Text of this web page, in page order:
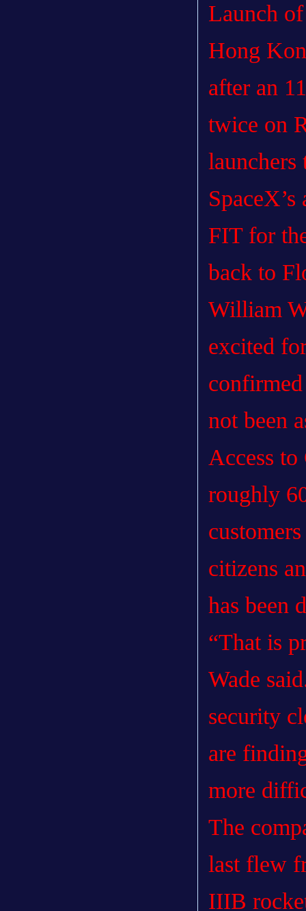
Launch
Hong
after an
twice on
FIT for
back to
William
excited
confirmed
not been
Access
roughly
citizens
has been
“That is
Wade
security
are
more
The
last flew
IIIB